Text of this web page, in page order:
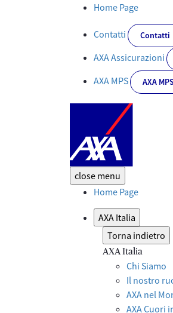
AXA Italia presenta il Report di
Home Page
Contatti Contatti
AXA Assicurazioni
AXA MPS AXA MPS
close menu
Home Page
AXA Italia
Torna indietro
AXA Italia
Chi Siamo
Il nostro
AXA nel
AXA Cuori